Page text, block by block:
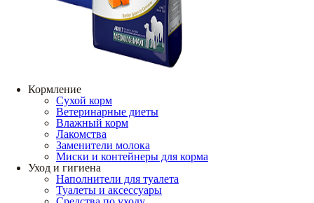
Кормление
Сухой корм
Ветеринарные диеты
Влажный корм
Лакомства
Заменители молока
Миски и контейнеры для корма
Уход и гигиена
Наполнители для туалета
Туалеты и аксессуары